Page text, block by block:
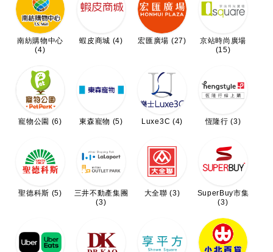
南紡購物中心
(4)
蝦皮商城 (4) 宏匯廣場 (27)
京站時尚廣場
(15)
寵物公園 (6) 東森寵物 (5) Luxe3C (4) 恆隆行 (3)
聖德科斯 (5)
三井不動產集團
(3)
大全聯 (3)
SuperBuy市集
(3)